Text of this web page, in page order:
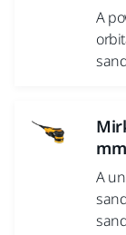
A
A